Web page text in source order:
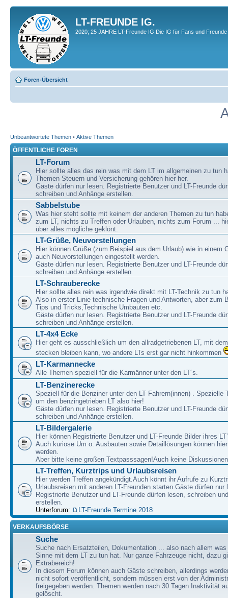
LT-FREUNDE IG.
2020; 25 JAHRE LT-Freunde IG.Die IG für Fans und
Foren-Übersicht
Unbeantwortete Themen • Aktive Themen
ÖFFENTLICHE FOREN
LT-Forum
Hier sollte alles das rein was mit dem LT im allgemeinen zu tun
Themen Steuern und Versicherung gehören hier her.
Gäste dürfen nur lesen. Registrierte Benutzer und LT-Freunde
schreiben und Anhänge erstellen.
Sabbelstube
Was hier steht sollte mit keinem der anderen Themen zu tun
zum LT, nichts zu Treffen oder Urlauben, nichts zum Forum ...
über alles mögliche geklönt.
LT-Grüße, Neuvorstellungen
Hier können Grüße (zum Beispiel aus dem Urlaub) wie in einem
auch Neuvorstellungen eingestellt werden.
Gäste dürfen nur lesen. Registrierte Benutzer und LT-Freunde
schreiben und Anhänge erstellen.
LT-Schrauberecke
Hier sollte alles rein was irgendwie direkt mit LT-Technik zu tun
Also in erster Linie technische Fragen und Antworten, aber zum
Tips und Tricks,Technische Umbauten etc.
Gäste dürfen nur lesen. Registrierte Benutzer und LT-Freunde
schreiben und Anhänge erstellen.
LT-4x4 Ecke
Hier geht es ausschließlich um den allradgetriebenen LT, mit
stecken bleiben kann, wo andere LTs erst gar nicht hinkommen
LT-Karmannecke
Alle Themen speziell für die Karmänner unter den LT´s.
LT-Benzinerecke
Speziell für die Benziner unter den LT Fahrern(innen) . Spezielle
um den benzingetrieben LT also hier!
Gäste dürfen nur lesen. Registrierte Benutzer und LT-Freunde
schreiben und Anhänge erstellen.
LT-Bildergalerie
Hier können Registrierte Benutzer und LT-Freunde Bilder ihres
Auch kuriose Um o. Ausbauten sowie Detaillösungen können
werden.
Aber bitte keine großen Textpasssagen!Auch keine
LT-Treffen, Kurztrips und Urlaubsreisen
Hier werden Treffen angekündigt.Auch könnt ihr Aufrufe zu
Urlaubsreisen mit anderen LT-Freunden starten.Gäste dürfen nur
Registrierte Benutzer und LT-Freunde dürfen lesen, schreiben
erstellen.
Unterforum:
LT-Freunde Termine 2018
VERKAUFSBÖRSE
Suche
Suche nach Ersatzteilen, Dokumentation ... also nach allem
Sinne mit dem LT zu tun hat. Nur ganze Fahrzeuge nicht, dazu
Extrabereich!
In diesem Forum können auch Gäste schreiben, allerdings
nicht sofort veröffentlicht, sondern müssen erst von der
freigegeben werden. Themen werden nach 30 Tagen Inaktivität
gelöscht.